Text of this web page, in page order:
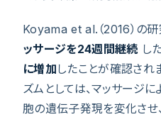
Koyama et al.（2016）の研
ッサージを24週間継続し
に増加したことが確認され
ズムとしては、マッサージ
胞の遺伝子発現を変化させ